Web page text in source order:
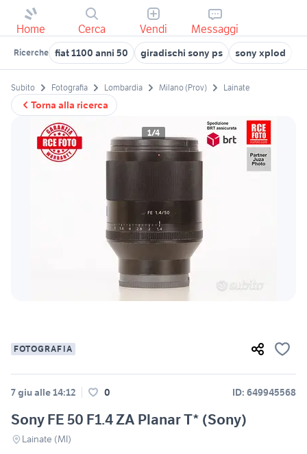
Home Cerca Vendi Messaggi
Ricerche fiat 1100 anni 50 giradischi sony ps sony xplod
Torna alla ricerca
Subito Fotografia Lombardia Milano (Prov) Lainate
1/4
FOTOGRAFIA
7 giu alle 14:12 0 ID: 649945568
Sony FE 50 F1.4 ZA Planar T* (Sony)
Lainate (MI)